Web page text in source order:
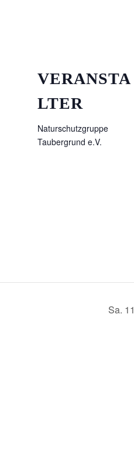
VERANSTA
LTER
Naturschutzgruppe
Taubergrund e.V.
Sa.